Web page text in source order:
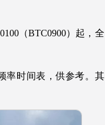
（BTC0900）起，全
率时间表，供参考。其